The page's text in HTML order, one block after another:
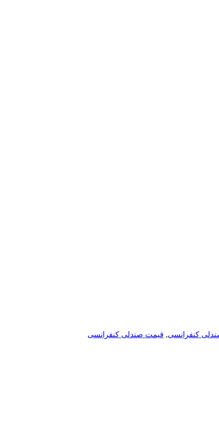
کنفرانسی, قیمت صندلی کنفرانسی